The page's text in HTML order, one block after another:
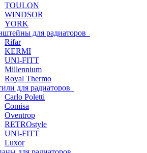
TOULON
WINDSOR
YORK
для радиаторов
Rifar
KERMI
UNI-FITT
Millennium
Royal Thermo
для радиаторов
Carlo Poletti
Comisa
Oventrop
RETROstyle
UNI-FITT
Luxor